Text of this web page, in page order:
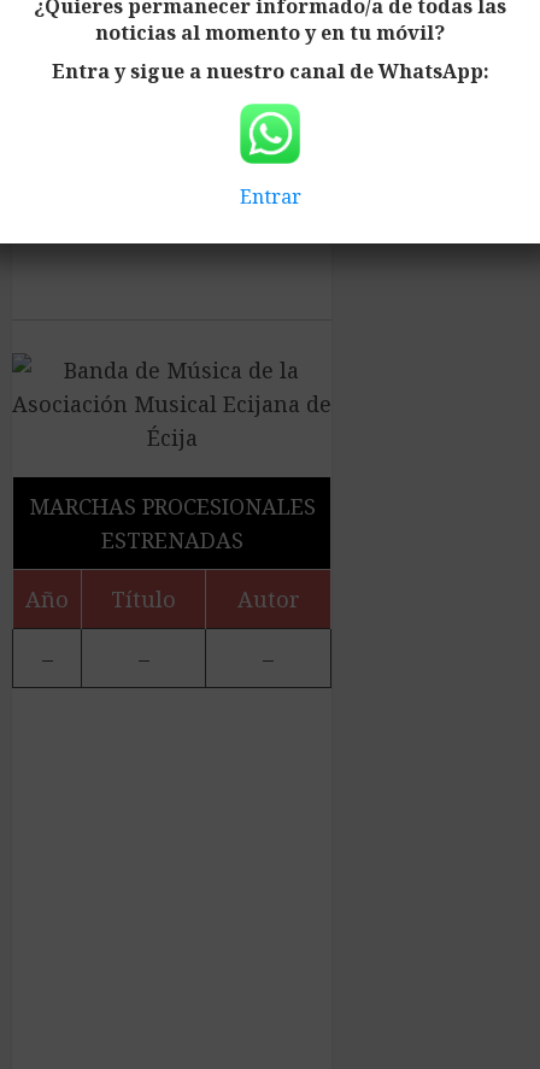
MARCHAS PROCESIONALES
ESTRENADAS
Año Título Autor
– – –
¿Quieres permanecer informado/a de todas las
noticias al momento y en tu móvil?
Entra y sigue a nuestro canal de WhatsApp:
Entrar